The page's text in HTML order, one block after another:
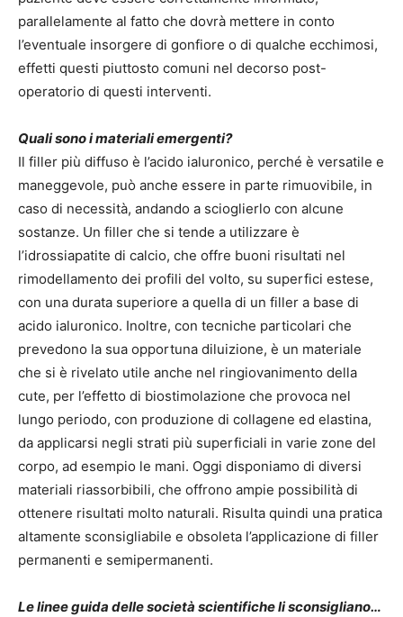
parallelamente al fatto che dovrà mettere in conto
l’eventuale insorgere di gonfiore o di qualche ecchimosi,
effetti questi piuttosto comuni nel decorso post-
operatorio di questi interventi.
Quali sono i materiali emergenti?
Il filler più diffuso è l’acido ialuronico, perché è versatile e
maneggevole, può anche essere in parte rimuovibile, in
caso di necessità, andando a scioglierlo con alcune
sostanze. Un filler che si tende a utilizzare è
l’idrossiapatite di calcio, che offre buoni risultati nel
rimodellamento dei profili del volto, su superfici estese,
con una durata superiore a quella di un filler a base di
acido ialuronico. Inoltre, con tecniche particolari che
prevedono la sua opportuna diluizione, è un materiale
che si è rivelato utile anche nel ringiovanimento della
cute, per l’effetto di biostimolazione che provoca nel
lungo periodo, con produzione di collagene ed elastina,
da applicarsi negli strati più superficiali in varie zone del
corpo, ad esempio le mani. Oggi disponiamo di diversi
materiali riassorbibili, che offrono ampie possibilità di
ottenere risultati molto naturali. Risulta quindi una pratica
altamente sconsigliabile e obsoleta l’applicazione di filler
permanenti e semipermanenti.
Le linee guida delle società scientifiche li sconsigliano…